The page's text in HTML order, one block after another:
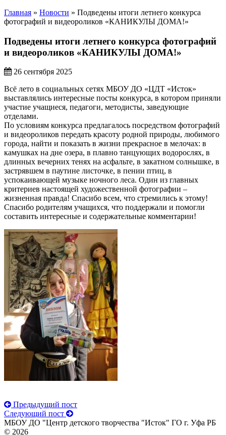
Главная » Новости » Подведены итоги летнего конкурса
фотографий и видеороликов «КАНИКУЛЫ ДОМА!»
Подведены итоги летнего конкурса фотографий
и видеороликов «КАНИКУЛЫ ДОМА!»
26 сентября 2025
Всё лето в социальных сетях МБОУ ДО «ЦДТ «Исток»
выставлялись интересные посты конкурса, в котором приняли
участие учащиеся, педагоги, методисты, заведующие
отделами.
По условиям конкурса предлагалось посредством фотографий
и видеороликов передать красоту родной природы, любимого
города, найти и показать в жизни прекрасное в мелочах: в
камушках на дне озера, в плавно танцующих водорослях, в
длинных вечерних тенях на асфальте, в закатном солнышке, в
застрявшем в паутине листочке, в пении птиц, в
успокаивающей музыке ночного леса. Один из главных
критериев настоящей художественной фотографии –
жизненная правда! Спасибо всем, что стремились к этому!
Спасибо родителям учащихся, что поддержали и помогли
составить интересные и содержательные комментарии!
Предыдущий пост
Следующий пост
МБОУ ДО "Центр детского творчества "Исток" ГО г. Уфа РБ
© 2026